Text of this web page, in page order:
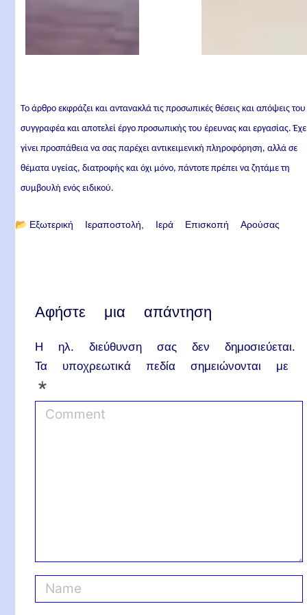
Το άρθρο εκφράζει και αντανακλά τις προσωπικές θέσεις και απόψεις του
συγγραφέα και αποτελεί έργο προσωπικής του έρευνας και εργασίας.
γίνει προσπάθεια να σας παρέχει αντικειμενική πληροφόρηση, αλλά σε
θέματα υγείας, διατροφής και όχι μόνο, πάντοτε πρέπει να ζητάμε τη
συμβουλή ενός ειδικού.
📂 Εξωτερική Ιεραποστολή Ιερά Επισκοπή Αρούσας
Αφήστε μια απάντηση
Η ηλ. διεύθυνση σας δεν δημοσιεύεται.
Τα υποχρεωτικά πεδία σημειώνονται με
*
a